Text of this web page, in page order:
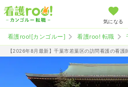
気になる
看護roo![カンゴルー] 看護roo! 転職
【2026年8月最新】千葉市若葉区の訪問看護の看